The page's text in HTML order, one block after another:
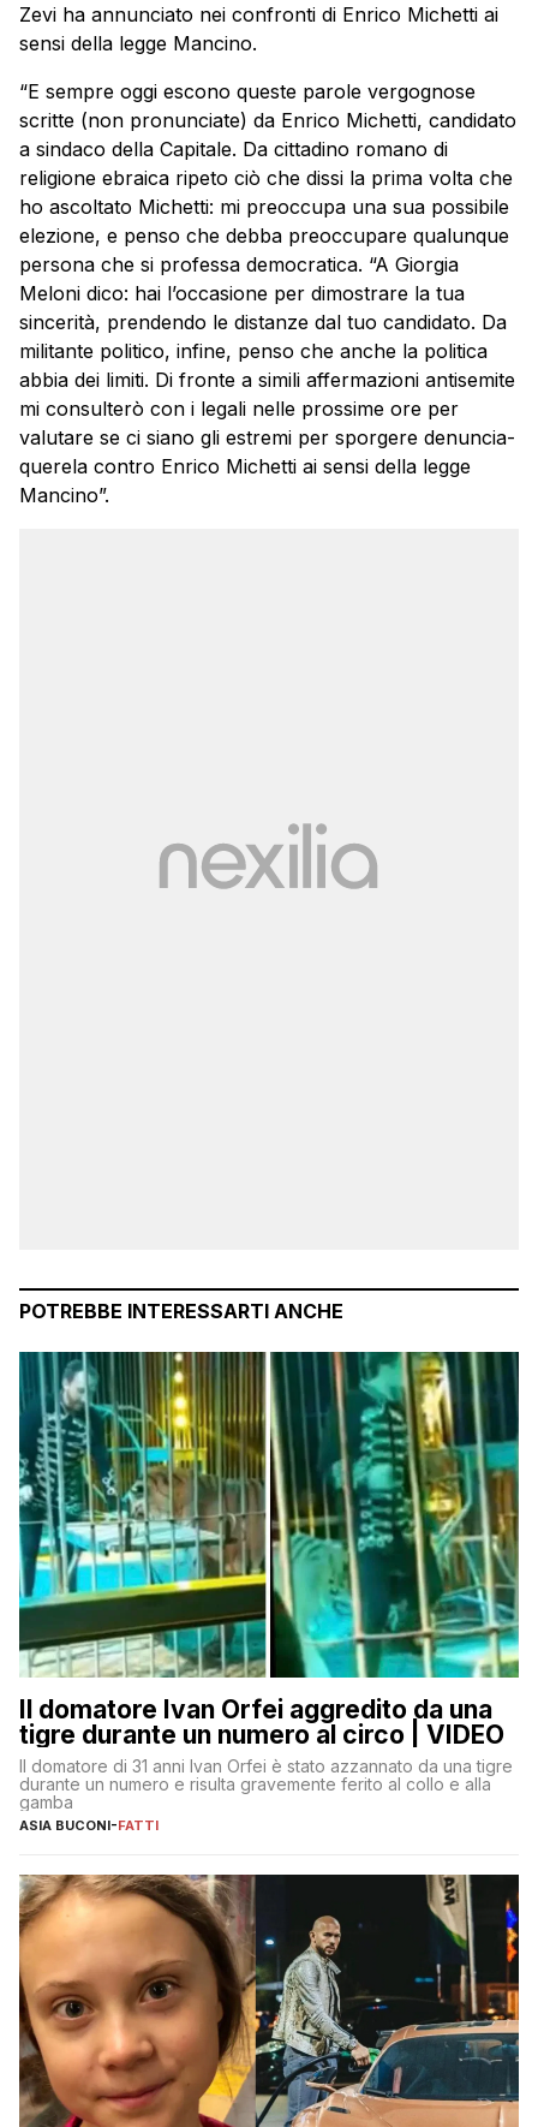
Zevi ha annunciato nei confronti di Enrico Michetti ai
sensi della legge Mancino.
“E sempre oggi escono queste parole vergognose
scritte (non pronunciate) da Enrico Michetti, candidato
a sindaco della Capitale. Da cittadino romano di
religione ebraica ripeto ciò che dissi la prima volta che
ho ascoltato Michetti: mi preoccupa una sua possibile
elezione, e penso che debba preoccupare qualunque
persona che si professa democratica. “A Giorgia
Meloni dico: hai l’occasione per dimostrare la tua
sincerità, prendendo le distanze dal tuo candidato. Da
militante politico, infine, penso che anche la politica
abbia dei limiti. Di fronte a simili affermazioni antisemite
mi consulterò con i legali nelle prossime ore per
valutare se ci siano gli estremi per sporgere denuncia-
querela contro Enrico Michetti ai sensi della legge
Mancino”.
POTREBBE INTERESSARTI ANCHE
Il domatore Ivan Orfei aggredito da una
tigre durante un numero al circo | VIDEO
Il domatore di 31 anni Ivan Orfei è stato azzannato da una tigre
durante un numero e risulta gravemente ferito al collo e alla
gamba
ASIA BUCONI-FATTI